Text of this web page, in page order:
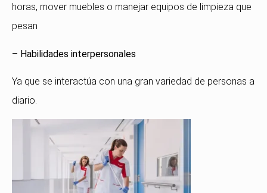
horas, mover muebles o manejar equipos de limpieza que
pesan
– Habilidades interpersonales
Ya que se interactúa con una gran variedad de personas a
diario.